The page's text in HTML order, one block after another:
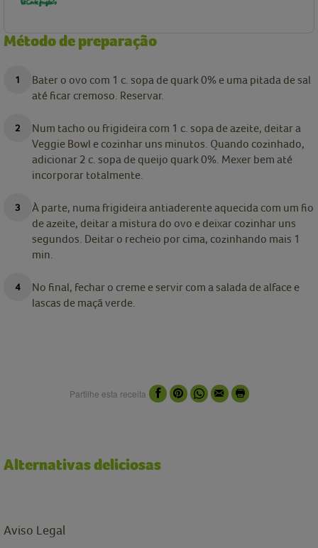
Método de preparação
Bater o ovo com 1 c. sopa de quark 0% e uma pitada de sal
até ficar cremoso. Reservar.
Num tacho ou frigideira com 1 c. sopa de azeite, deitar a
Veggie Bowl e cozinhar uns minutos. Quando cozinhado,
adicionar 2 c. sopa de queijo quark 0%. Mexer bem até
incorporar totalmente.
À parte, numa frigideira antiaderente aquecida com um fio
de azeite, deitar a mistura do ovo e deixar cozinhar uns
segundos. Deitar o recheio por cima, cozinhando mais 1
min.
No final, fechar o creme e servir com a salada de alface e
lascas de maçã verde.
Partilhe esta receita
Alternativas deliciosas
Aviso Legal